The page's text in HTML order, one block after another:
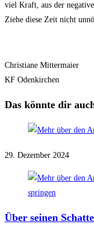
viel Kraft, aus der
Ziehe diese Zeit nicht
Christiane Mittermaier
KF Odenkirchen
Das könnte dir
29. Dezember 2024
Über seinen